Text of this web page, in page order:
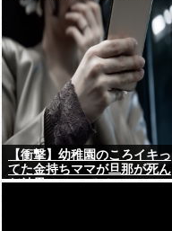
【衝撃】幼稚園のころイキっ
てた金持ちママが旦那が死ん
だ結果･････⇒！！